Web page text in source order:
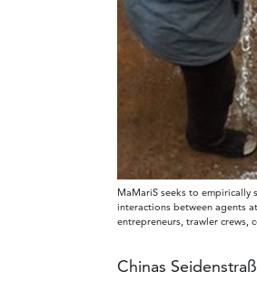
MaMariS seeks to
interactions between agents
entrepreneurs, trawler crews,
Chinas